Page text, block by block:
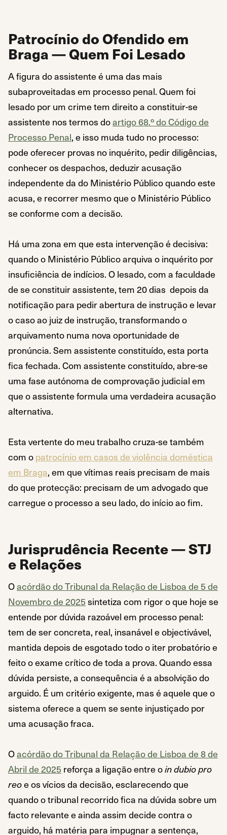
Patrocínio do Ofendido em
Braga — Quem Foi Lesado
A figura do assistente é uma das mais
subaproveitadas em processo penal. Quem foi
lesado por um crime tem direito a constituir-se
assistente nos termos doartigo 68.º do Código de
Processo Penal, e isso muda tudo no processo:
pode oferecer provas no inquérito, pedir diligências,
conhecer os despachos, deduzir acusação
independente da do Ministério Público quando este
acusa, e recorrer mesmo que o Ministério Público
se conforme com a decisão.
Há uma zona em que esta intervenção é decisiva:
quando o Ministério Público arquiva o inquérito por
insuficiência de indícios. O lesado, com a faculdade
de se constituir assistente, tem 20 dias depois da
notificação para pedir abertura de instrução e levar
o caso ao juiz de instrução, transformando o
arquivamento numa nova oportunidade de
pronúncia. Sem assistente constituído, esta porta
fica fechada. Com assistente constituído, abre-se
uma fase autónoma de comprovação judicial em
que o assistente formula uma verdadeira acusação
alternativa.
Esta vertente do meu trabalho cruza-se também
com o patrocínio em casos de violência doméstica
em Braga, em que vítimas reais precisam de mais
do que protecção: precisam de um advogado que
carregue o processo a seu lado, do início ao fim.
Jurisprudência Recente — STJ
e Relações
Oacórdão do Tribunal da Relação de Lisboa de 5 de
Novembro de 2025 sintetiza com rigor o que hoje se
entende por dúvida razoável em processo penal:
tem de ser concreta, real, insanável e objectivável,
mantida depois de esgotado todo o iter probatório e
feito o exame crítico de toda a prova. Quando essa
dúvida persiste, a consequência é a absolvição do
arguido. É um critério exigente, mas é aquele que o
sistema oferece a quem se sente injustiçado por
uma acusação fraca.
Oacórdão do Tribunal da Relação de Lisboa de 8 de
Abril de 2025 reforça a ligação entre oin dubio pro
reoe os vícios da decisão, esclarecendo que
quando o tribunal recorrido fica na dúvida sobre um
facto relevante e ainda assim decide contra o
arguido, há matéria para impugnar a sentença,